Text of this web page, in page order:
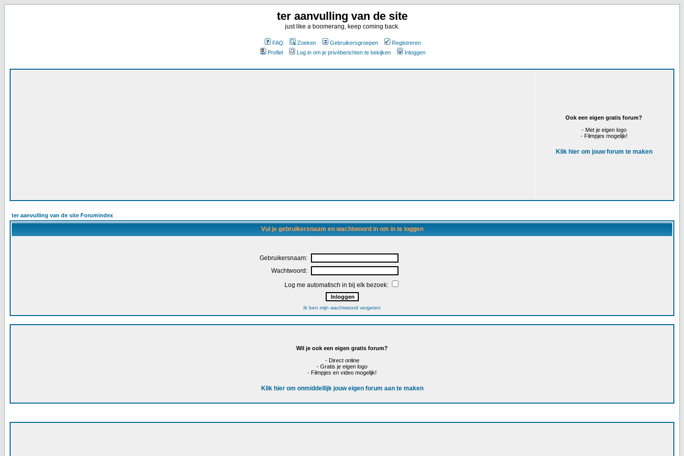
ter aanvulling van de site
just like a boomerang, keep coming back.
FAQ Zoeken Gebruikersgroepen
Registreren
Profiel
Log in om je privéberichten te bekijken Inloggen
Ook een eigen gratis forum?
- Met je eigen logo
- Filmpjes mogelijk!
Klik hier om jouw forum te maken
ter aanvulling van de site Forumindex
Vul je gebruikersnaam en wachtwoord in om in te loggen
Gebruikersnaam:
Wachtwoord:
Log me automatisch in bij elk bezoek:
Ik ben mijn wachtwoord vergeten
Wil je ook een eigen gratis forum?
- Direct online
- Gratis je eigen logo
- Filmpjes en video mogelijk!
Klik hier om onmiddellijk jouw eigen forum aan te maken